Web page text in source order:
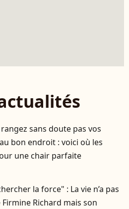
sans doute pas vos
bon endroit : voici où les
une chair parfaite
la force" : La vie n’a pas
Richard mais son